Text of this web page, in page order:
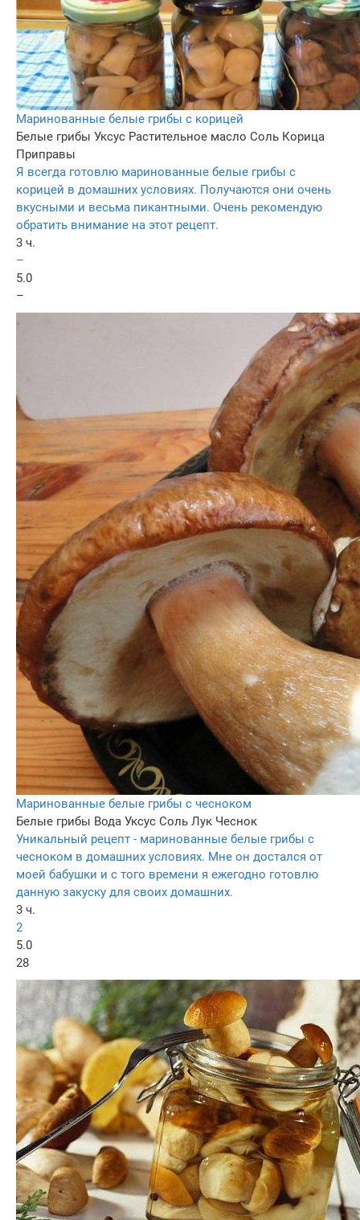
Маринованные белые грибы с корицей
Белые грибы Уксус Растительное масло Соль Корица
Приправы
Я всегда готовлю маринованные белые грибы с
корицей в домашних условиях. Получаются они очень
вкусными и весьма пикантными. Очень рекомендую
обратить внимание на этот рецепт.
3 ч.
–
5.0
–
Маринованные белые грибы с чесноком
Белые грибы Вода Уксус Соль Лук Чеснок
Уникальный рецепт - маринованные белые грибы с
чесноком в домашних условиях. Мне он достался от
моей бабушки и с того времени я ежегодно готовлю
данную закуску для своих домашних.
3 ч.
2
5.0
28